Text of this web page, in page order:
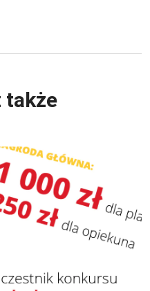
także